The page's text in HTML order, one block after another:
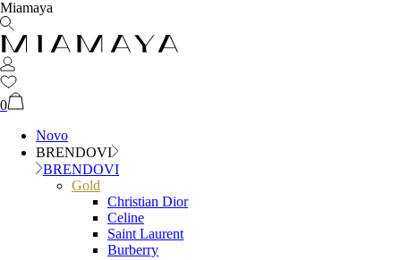
Miamaya
0
Novo
BRENDOVI
BRENDOVI
Gold
Christian Dior
Celine
Saint Laurent
Burberry